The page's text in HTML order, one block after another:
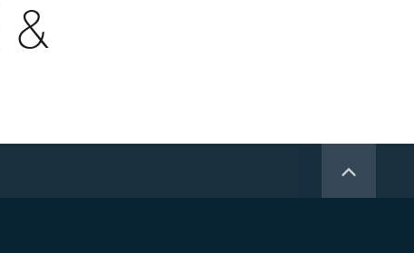
Kontakte
&